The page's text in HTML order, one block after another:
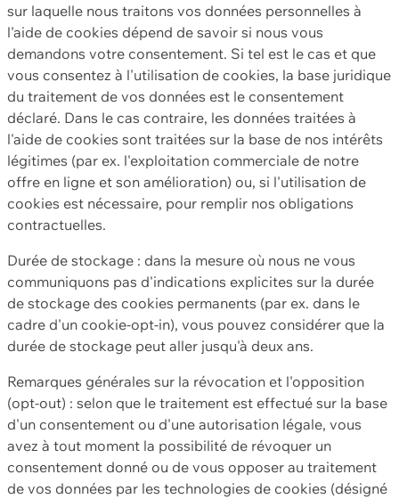
sur laquelle nous traitons vos données personnelles à
l'aide de cookies dépend de savoir si nous vous
demandons votre consentement. Si tel est le cas et que
vous consentez à l'utilisation de cookies, la base juridique
du traitement de vos données est le consentement
déclaré. Dans le cas contraire, les données traitées à
l'aide de cookies sont traitées sur la base de nos intérêts
légitimes (par ex. l'exploitation commerciale de notre
offre en ligne et son amélioration) ou, si l'utilisation de
cookies est nécessaire, pour remplir nos obligations
contractuelles.
Durée de stockage : dans la mesure où nous ne vous
communiquons pas d'indications explicites sur la durée
de stockage des cookies permanents (par ex. dans le
cadre d'un cookie-opt-in), vous pouvez considérer que la
durée de stockage peut aller jusqu'à deux ans.
Remarques générales sur la révocation et l'opposition
(opt-out) : selon que le traitement est effectué sur la base
d'un consentement ou d'une autorisation légale, vous
avez à tout moment la possibilité de révoquer un
consentement donné ou de vous opposer au traitement
de vos données par les technologies de cookies (désigné